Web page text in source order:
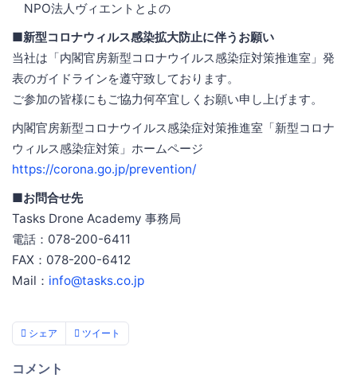
NPO法人ヴィエントとよの
■新型コロナウィルス感染拡大防止に伴うお願い
当社は「内閣官房新型コロナウイルス感染症対策推進室」発
表のガイドラインを遵守致しております。
ご参加の皆様にもご協力何卒宜しくお願い申し上げます。
内閣官房新型コロナウイルス感染症対策推進室「新型コロナ
ウィルス感染症対策」ホームページ
https://corona.go.jp/prevention/
■お問合せ先
Tasks Drone Academy 事務局
電話：078-200-6411
FAX：078-200-6412
Mail： info@tasks.co.jp
シェア ツイート
コメント